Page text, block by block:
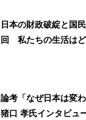
日本の財政破綻と国
回 私たちの生活は
論考「なぜ日本は
猪口 孝氏インタビュ